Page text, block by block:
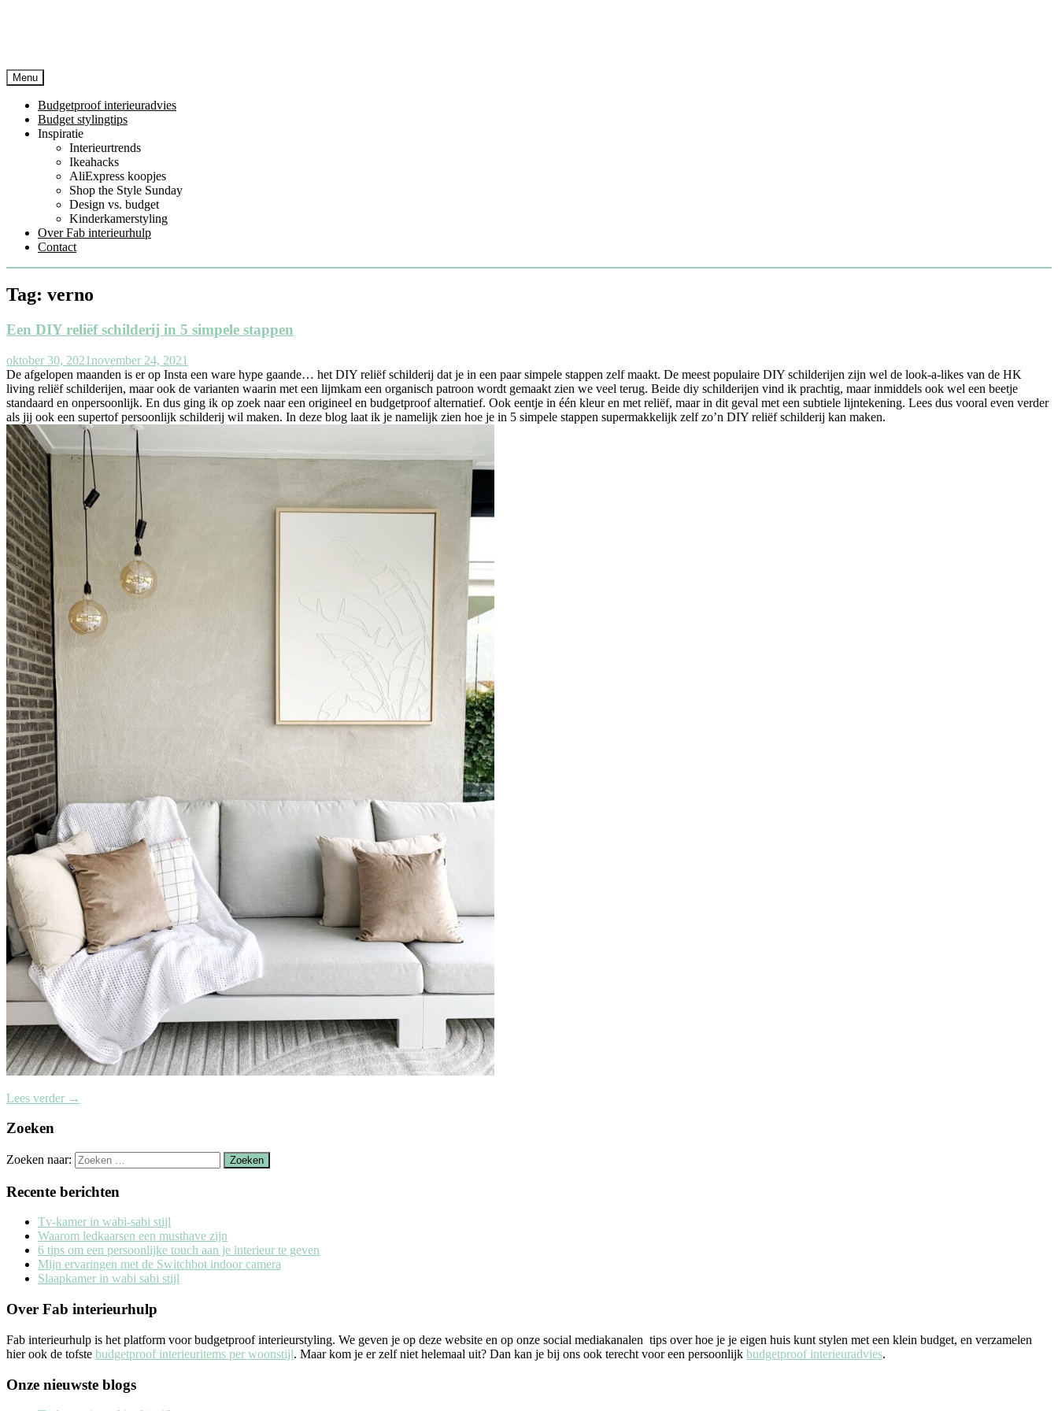
Menu
Budgetproof interieuradvies
Budget stylingtips
Inspiratie
Interieurtrends
Ikeahacks
AliExpress koopjes
Shop the Style Sunday
Design vs. budget
Kinderkamerstyling
Over Fab interieurhulp
Contact
Tag: verno
Een DIY reliëf schilderij in 5 simpele stappen
oktober 30, 2021november 24, 2021
De afgelopen maanden is er op Insta een ware hype gaande… het DIY reliëf schilderij dat je in een paar simpele stappen zelf maakt. De meest populaire DIY schilderijen zijn wel de look-a-likes van de HK
living reliëf schilderijen, maar ook de varianten waarin met een lijmkam een organisch patroon wordt gemaakt zien we veel terug. Beide diy schilderijen vind ik prachtig, maar inmiddels ook wel een beetje
standaard en onpersoonlijk. En dus ging ik op zoek naar een origineel en budgetproof alternatief. Ook eentje in één kleur en met reliëf, maar in dit geval met een subtiele lijntekening. Lees dus vooral even verder
als jij ook een supertof persoonlijk schilderij wil maken. In deze blog laat ik je namelijk zien hoe je in 5 simpele stappen supermakkelijk zelf zo’n DIY reliëf schilderij kan maken.
Lees verder →
Zoeken
Zoeken naar:
Recente berichten
Tv-kamer in wabi-sabi stijl
Waarom ledkaarsen een musthave zijn
6 tips om een persoonlijke touch aan je interieur te geven
Mijn ervaringen met de Switchbot indoor camera
Slaapkamer in wabi sabi stijl
Over Fab interieurhulp
Fab interieurhulp is het platform voor budgetproof interieurstyling. We geven je op deze website en op onze social mediakanalen tips over hoe je je eigen huis kunt stylen met een klein budget, en verzamelen
hier ook de tofste budgetproof interieuritems per woonstijl. Maar kom je er zelf niet helemaal uit? Dan kan je bij ons ook terecht voor een persoonlijk budgetproof interieuradvies.
Onze nieuwste blogs